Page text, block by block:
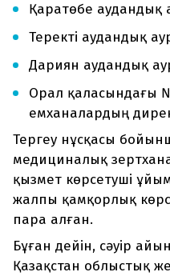
Қаратөбе аудандық
Теректі аудандық
Дариян аудандық
Орал қаласындағы
емханалардың
Тергеу нұсқасы
медициналық
қызмет көрсетуші
жалпы қамқорлық
пара алған.
Бұған дейін, сәуір
Қазақстан облыстық